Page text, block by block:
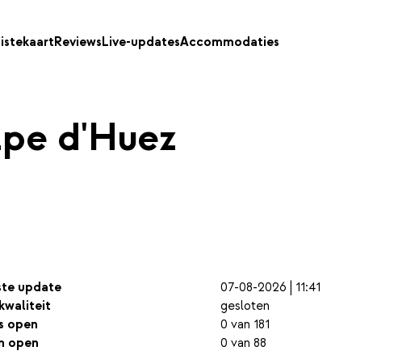
ReviewsLive-updatesAccommodaties
d'Huez
update
07-08-2026 | 11:41
gesloten
open
0 van 181
open
0 van 88